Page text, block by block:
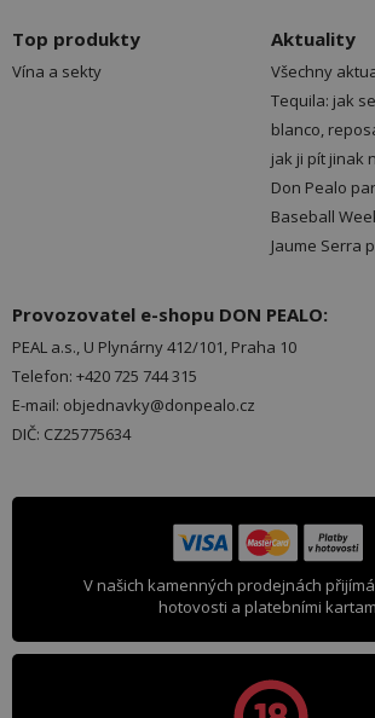
Top produkty
Vína a sekty
Aktuality
Všechny
Tequila: jak
blanco,
jak ji pít jinak
Don Pealo
Baseball
Jaume Serra
Provozovatel e-shopu DON PEALO:
PEAL a.s., U Plynárny 412/101, Praha 10
Telefon: +420 725 744 315
E-mail: objednavky@donpealo.cz
DIČ: CZ25775634
V našich kamenných prodejnách
hotovosti a platebními